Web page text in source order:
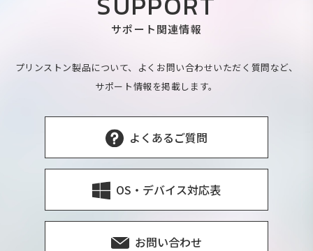
サポート関連情報
プリンストン製品について、よくお問い合わせいただく質問など、
サポート情報を掲載します。
よくあるご質問
OS・デバイス対応表
お問い合わせ